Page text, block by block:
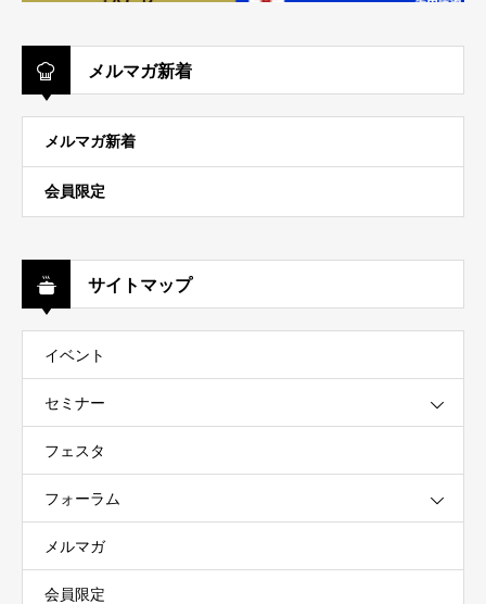
メルマガ新着
メルマガ新着
会員限定
サイトマップ
イベント
セミナー
フェスタ
フォーラム
メルマガ
会員限定